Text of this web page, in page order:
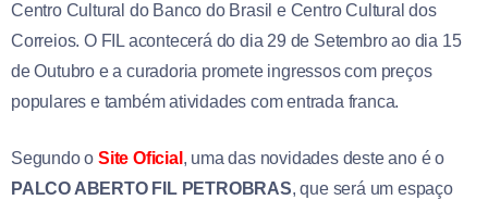
Centro Cultural do Banco do Brasil e Centro Cultural dos
Correios. O FIL acontecerá do dia 29 de Setembro ao dia 15
de Outubro e a curadoria promete ingressos com preços
populares e também atividades com entrada franca.
Segundo o Site Oficial , uma das novidades deste ano é o
PALCO ABERTO FIL PETROBRAS, que será um espaço